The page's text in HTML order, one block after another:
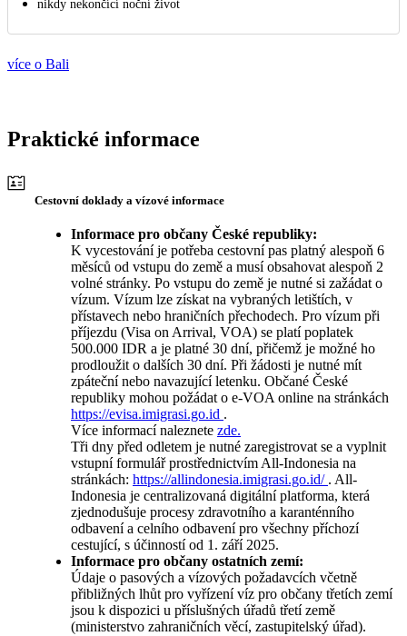
nikdy nekončící noční život
více o Bali
Praktické informace
Cestovní doklady a vízové informace
Informace pro občany České republiky:
K vycestování je potřeba cestovní pas platný alespoň 6
měsíců od vstupu do země a musí obsahovat alespoň 2
volné stránky. Po vstupu do země je nutné si zažádat o
vízum. Vízum lze získat na vybraných letištích, v
přístavech nebo hraničních přechodech. Pro vízum při
příjezdu (Visa on Arrival, VOA) se platí poplatek
500.000 IDR a je platné 30 dní, přičemž je možné ho
prodloužit o dalších 30 dní. Při žádosti je nutné mít
zpáteční nebo navazující letenku. Občané České
republiky mohou požádat o e-VOA online na stránkách
https://evisa.imigrasi.go.id .
Více informací naleznete zde.
Tři dny před odletem je nutné zaregistrovat se a vyplnit
vstupní formulář prostřednictvím All-Indonesia na
stránkách: https://allindonesia.imigrasi.go.id/ . All-
Indonesia je centralizovaná digitální platforma, která
zjednodušuje procesy zdravotního a karanténního
odbavení a celního odbavení pro všechny příchozí
cestující, s účinností od 1. září 2025.
Informace pro občany ostatních zemí:
Údaje o pasových a vízových požadavcích včetně
přibližných lhůt pro vyřízení víz pro občany třetích zemí
jsou k dispozici u příslušných úřadů třetí země
(ministerstvo zahraničních věcí, zastupitelský úřad).